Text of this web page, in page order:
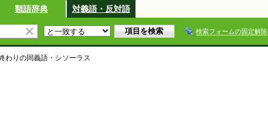
類語辞典 対義語・反対語
検索フォームの固定解除
わり の同義語・シソーラス